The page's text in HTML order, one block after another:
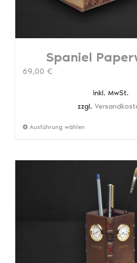
Spaniel
69,00 €
inkl. MwSt.
zzgl.
Ausführung wählen